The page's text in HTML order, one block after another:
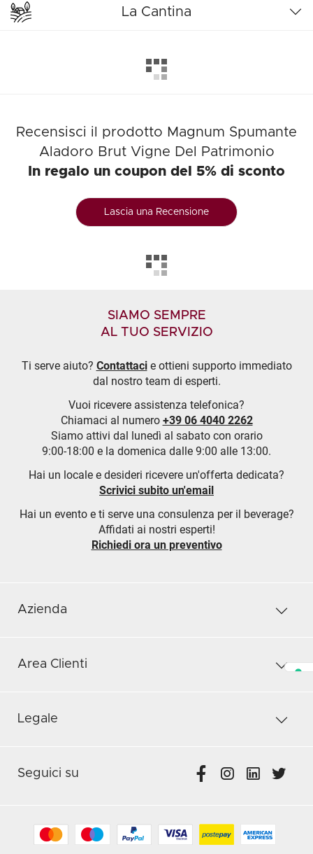
La Cantina
Recensisci il prodotto Magnum Spumante
Aladoro Brut Vigne Del Patrimonio
In regalo un coupon del 5% di sconto
Lascia una Recensione
SIAMO SEMPRE
AL TUO SERVIZIO
Ti serve aiuto? Contattacie ottieni supporto immediato
dal nostro team di esperti.
Vuoi ricevere assistenza telefonica?
Chiamaci al numero +39 06 4040 2262
Siamo attivi dal lunedì al sabato con orario
9:00-18:00 e la domenica dalle 9:00 alle 13:00.
Hai un locale e desideri ricevere un'offerta dedicata?
Scrivici subito un'email
Hai un evento e ti serve una consulenza per il beverage?
Affidati ai nostri esperti!
Richiedi ora un preventivo
Azienda
Area Clienti
Legale
Seguici su